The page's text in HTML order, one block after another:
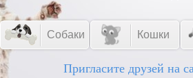
Собаки Кошки
Пригласите друзей на